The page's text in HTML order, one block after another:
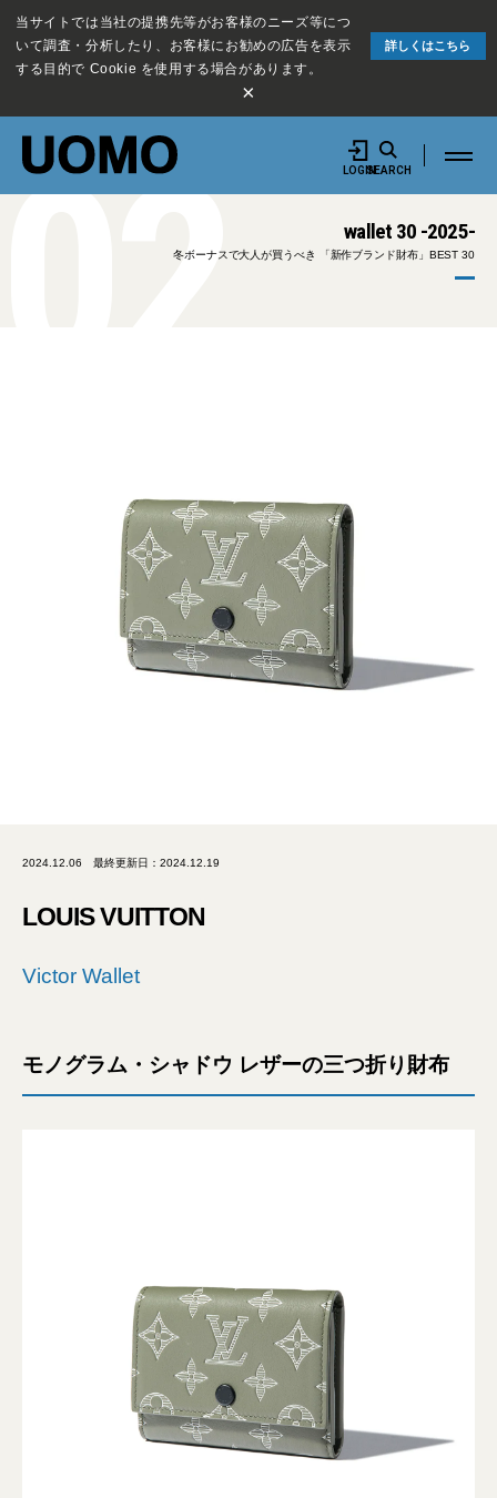
当サイトでは当社の提携先等がお客様のニーズ等につ
いて調査・分析したり、お客様にお勧めの広告を表示
する目的で Cookie を使用する場合があります。
詳しくはこちら
×
LOGINSEARCH
wallet 30 -2025-
冬ボーナスで大人が買うべき 「新作ブランド財布」BEST 30
02
2024.12.06 最終更新日：2024.12.19
LOUIS VUITTON
Victor Wallet
モノグラム・シャドウ レザーの三つ折り財布